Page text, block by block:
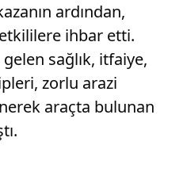
ardından,
ihbar etti.
sağlık, itfaiye,
zorlu arazi
araçta bulunan